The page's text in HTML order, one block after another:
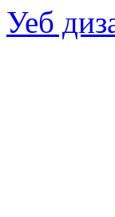
Уеб